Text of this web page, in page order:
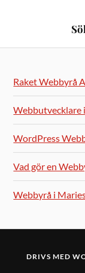
Raket Webbyrå
Webbutvecklare
WordPress
Vad gör en
Webbyrå i
DRIVS MED